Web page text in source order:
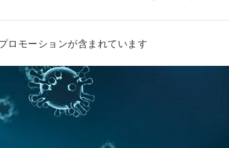
ロモーションが含まれています